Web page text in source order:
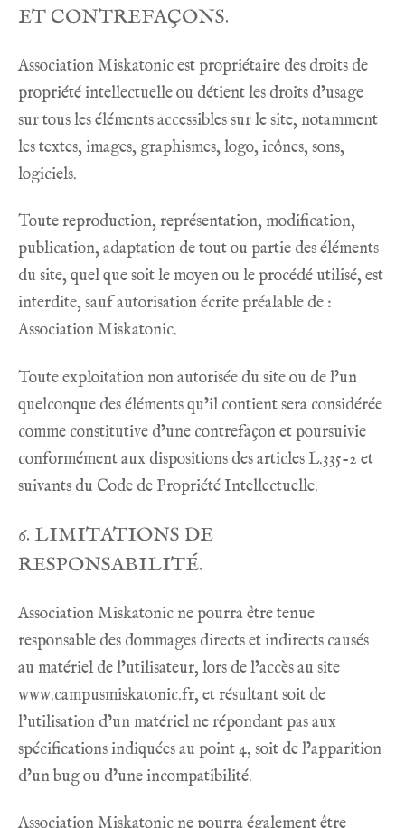
ET CONTREFAÇONS.
Association Miskatonic est propriétaire des droits de
propriété intellectuelle ou détient les droits d’usage
sur tous les éléments accessibles sur le site, notamment
les textes, images, graphismes, logo, icônes, sons,
logiciels.
Toute reproduction, représentation, modification,
publication, adaptation de tout ou partie des éléments
du site, quel que soit le moyen ou le procédé utilisé, est
interdite, sauf autorisation écrite préalable de :
Association Miskatonic.
Toute exploitation non autorisée du site ou de l’un
quelconque des éléments qu’il contient sera considérée
comme constitutive d’une contrefaçon et poursuivie
conformément aux dispositions des articles L.335-2 et
suivants du Code de Propriété Intellectuelle.
6. LIMITATIONS DE
RESPONSABILITÉ.
Association Miskatonic ne pourra être tenue
responsable des dommages directs et indirects causés
au matériel de l’utilisateur, lors de l’accès au site
www.campusmiskatonic.fr, et résultant soit de
l’utilisation d’un matériel ne répondant pas aux
spécifications indiquées au point 4, soit de l’apparition
d’un bug ou d’une incompatibilité.